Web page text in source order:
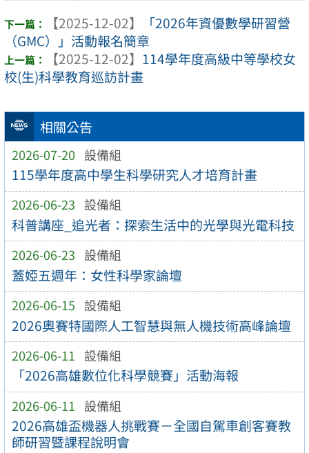
相關公告
2026-07-20 設備組
115學年度高中學生科學研究人才培育計畫
2026-06-23 設備組
科普講座_追光者：探索生活中的光學與光電科技
2026-06-23 設備組
蓋婭五週年：女性科學家論壇
2026-06-15 設備組
2026奧賽特國際人工智慧與無人機技術高峰論壇
2026-06-11 設備組
「2026高雄數位化科學競賽」活動海報
2026-06-11 設備組
2026高雄盃機器人挑戰賽－全國自駕車創客賽教
師研習暨課程說明會
【2025-12-02】
「2026年資優數學研習營
（GMC）」活動報名簡章
【2025-12-02】 114學年度高級中等學校女
校(生)科學教育巡訪計畫